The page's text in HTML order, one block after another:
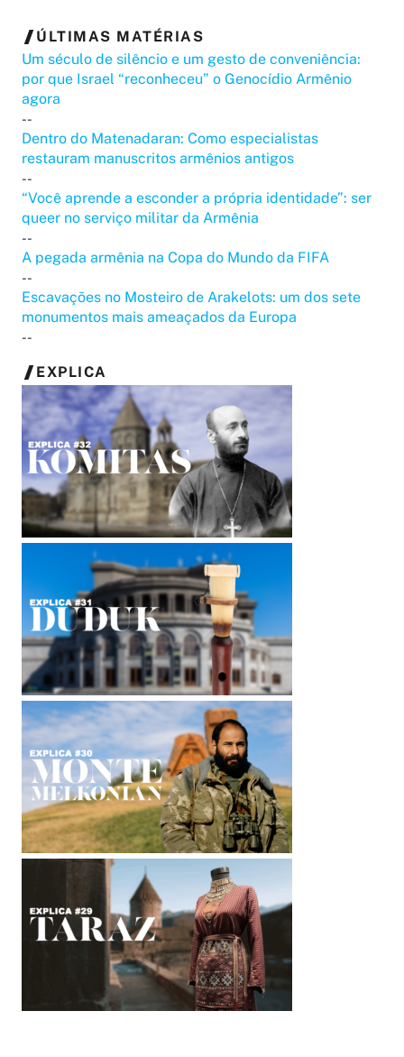
ÚLTIMAS MATÉRIAS
Um século de silêncio e um gesto de conveniência:
por que Israel “reconheceu” o Genocídio Armênio
agora
--
Dentro do Matenadaran: Como especialistas
restauram manuscritos armênios antigos
--
“Você aprende a esconder a própria identidade”: ser
queer no serviço militar da Armênia
--
A pegada armênia na Copa do Mundo da FIFA
--
Escavações no Mosteiro de Arakelots: um dos sete
monumentos mais ameaçados da Europa
--
EXPLICA